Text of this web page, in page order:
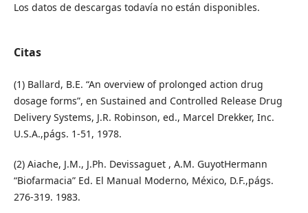
Los datos de descargas todavía no están disponibles.
Citas
(1) Ballard, B.E. “An overview of prolonged action drug
dosage forms”, en Sustained and Controlled Release Drug
Delivery Systems, J.R. Robinson, ed., Marcel Drekker, Inc.
U.S.A.,págs. 1-51, 1978.
(2) Aiache, J.M., J.Ph. Devissaguet , A.M. GuyotHermann
“Biofarmacia” Ed. El Manual Moderno, México, D.F.,págs.
276-319. 1983.